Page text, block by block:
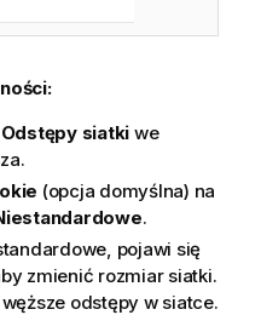
Odstępy siatki we
(opcja domyślna) na
.
pojawi się
zmienić rozmiar siatki.
odstępy w siatce.